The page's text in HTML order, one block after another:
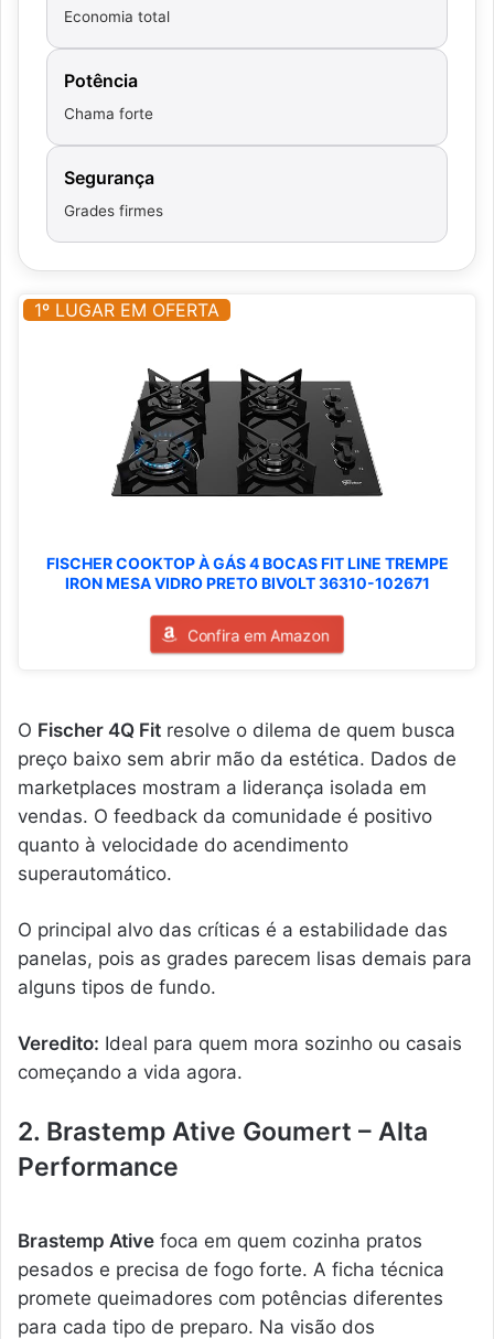
Economia total
Potência
Chama forte
Segurança
Grades firmes
1º LUGAR EM OFERTA
FISCHER COOKTOP À GÁS 4 BOCAS FIT LINE TREMPE
IRON MESA VIDRO PRETO BIVOLT 36310-102671
Confira em Amazon
O Fischer 4Q Fit resolve o dilema de quem busca
preço baixo sem abrir mão da estética. Dados de
marketplaces mostram a liderança isolada em
vendas. O feedback da comunidade é positivo
quanto à velocidade do acendimento
superautomático.
O principal alvo das críticas é a estabilidade das
panelas, pois as grades parecem lisas demais para
alguns tipos de fundo.
Veredito: Ideal para quem mora sozinho ou casais
começando a vida agora.
2. Brastemp Ative Goumert – Alta
Performance
Brastemp Ative foca em quem cozinha pratos
pesados e precisa de fogo forte. A ficha técnica
promete queimadores com potências diferentes
para cada tipo de preparo. Na visão dos